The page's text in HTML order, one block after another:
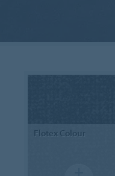
FlotexColour